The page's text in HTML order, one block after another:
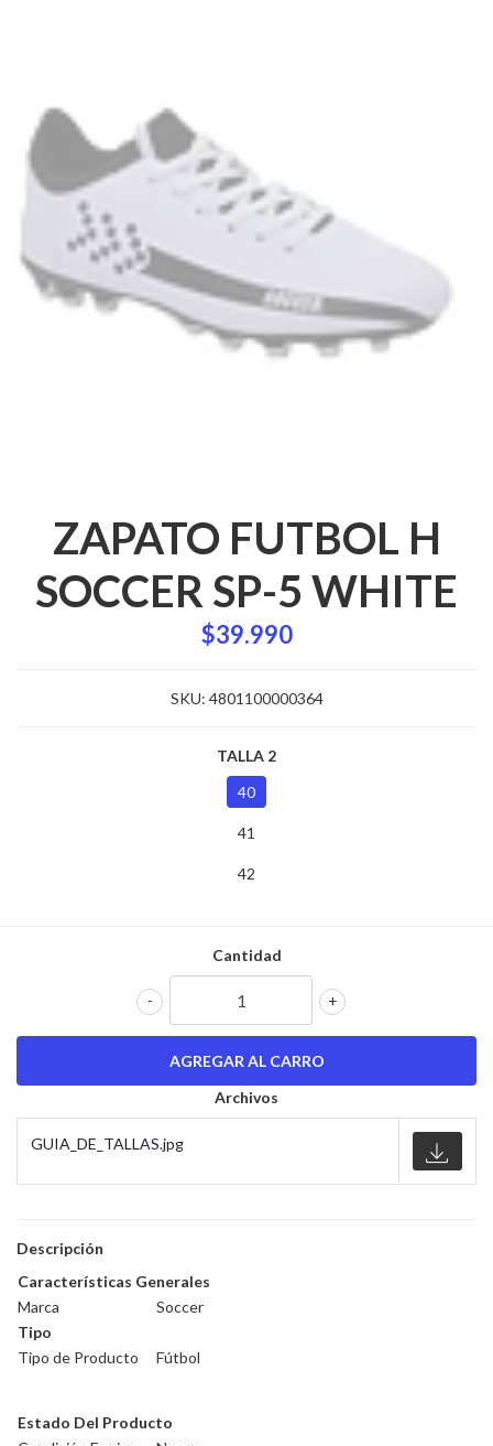
ZAPATO FUTBOL H
SOCCER SP-5 WHITE
$39.990
SKU: 4801100000364
TALLA 2
40
41
42
Cantidad
+
-
Archivos
GUIA_DE_TALLAS.jpg
Descripción
Características Generales
Marca
Soccer
Tipo
Tipo de Producto
Fútbol
Estado Del Producto